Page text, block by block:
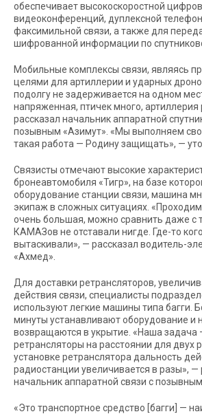
обеспечивает высокоскоростной
видеоконференций, дуплексной
факсимильной связи, а также для
шифрованной информации по
Мобильные комплексы связи, являясь
целями для артиллерии и ударных
подолгу не задерживается на одном
напряженная, птичек много, артиллерия
рассказал начальник аппаратной
позывным «Азимут». «Мы выполняем
такая работа — Родину защищать», —
Связисты отмечают высокие
бронеавтомобиля «Тигр», на базе
оборудование станции связи, машина
экипаж в сложных ситуациях.
очень большая, можно сравнить даже с
КАМАЗов не отставали нигде. Где-то
вытаскивали», — рассказал водитель-
«Ахмед».
Для доставки ретрансляторов,
действия связи, специалисты
используют легкие машины типа багги.
минуты устанавливают оборудование и
возвращаются в укрытие. «Наша задача
ретрансляторы на расстоянии для двух
установке ретранслятора дальность
радиостанции увеличивается в разы», —
начальник аппаратной связи с
«Это транспортное средство [багги] —